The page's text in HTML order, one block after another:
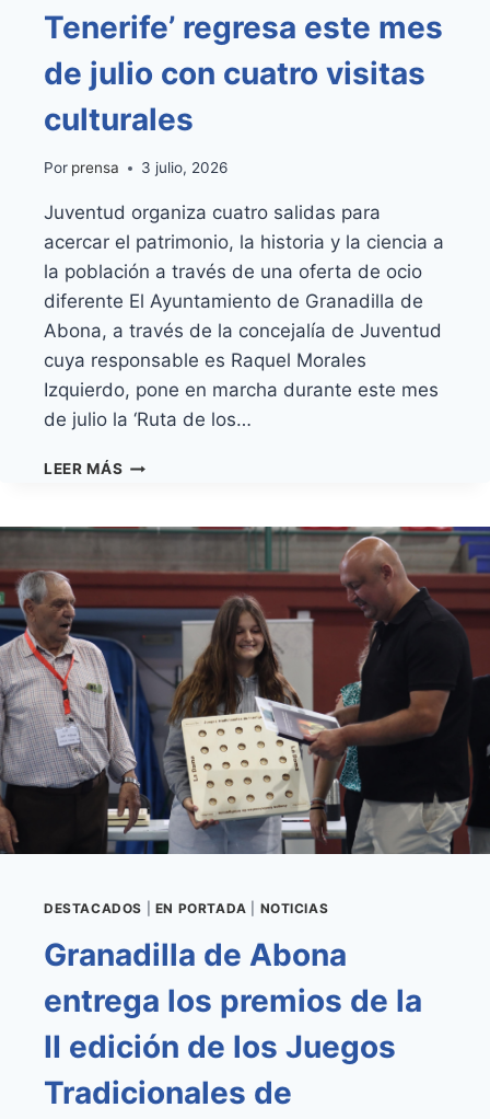
Tenerife’ regresa este mes
de julio con cuatro visitas
culturales
Por prensa 3 julio, 2026
Juventud organiza cuatro salidas para
acercar el patrimonio, la historia y la ciencia a
la población a través de una oferta de ocio
diferente El Ayuntamiento de Granadilla de
Abona, a través de la concejalía de Juventud
cuya responsable es Raquel Morales
Izquierdo, pone en marcha durante este mes
de julio la ‘Ruta de los…
LEER MÁS LA
LOS
DE
TENERIFE’
REGRESA
ESTE
MES
DE
JULIO
CON
CUATRO
VISITAS
CULTURALES
DESTACADOS EN PORTADA NOTICIAS
Granadilla de Abona
entrega los premios de la
II edición de los Juegos
Tradicionales de